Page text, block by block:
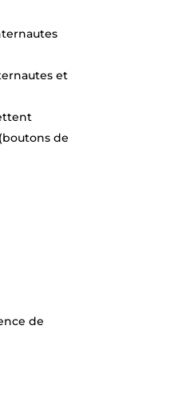
et
de
de